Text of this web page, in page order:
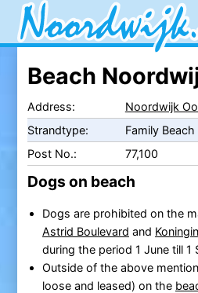
Beach
Address: Noordwijk
Strandtype:
Family Beach
Post No.:
77,100
Dogs on beach
Dogs are prohibited on the
Astrid Boulevard and
during the period 1 June till 1
Outside of the above
loose and leased) on the